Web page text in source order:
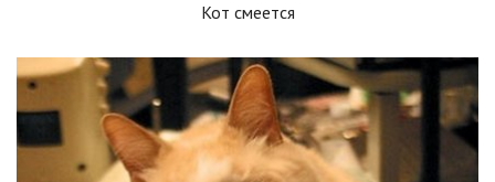
Кот смеется